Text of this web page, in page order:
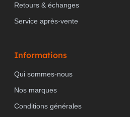
Retours & échanges
Service après-vente
Informations
Qui sommes-nous
Nos marques
Conditions générales